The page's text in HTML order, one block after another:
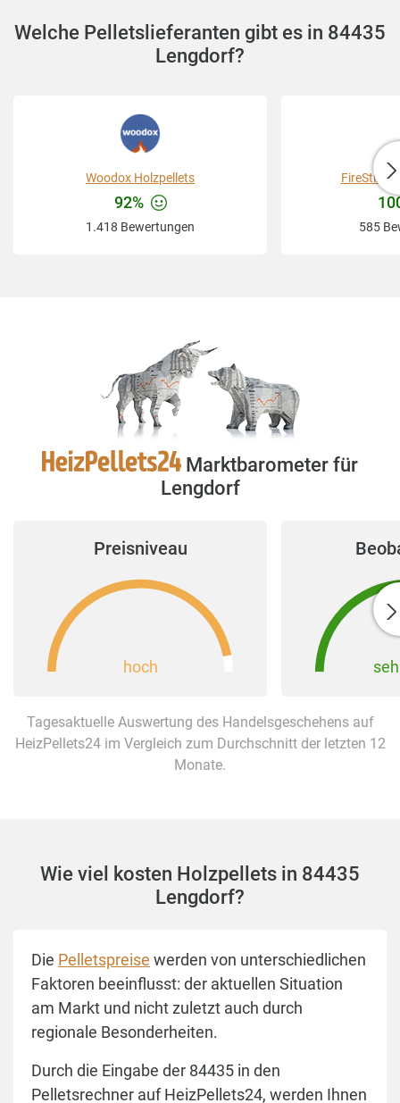
Welche Pelletslieferanten gibt es in 84435
Lengdorf?
Woodox Holzpellets
92%
1.418 Bewertungen
FireStixx
585
Marktbarometer für
Lengdorf
Preisniveau
hoch
Tagesaktuelle Auswertung des Handelsgeschehens auf
HeizPellets24 im Vergleich zum Durchschnitt der letzten 12
Monate.
Wie viel kosten Holzpellets in 84435
Lengdorf?
Die Pelletspreise werden von unterschiedlichen
Faktoren beeinflusst: der aktuellen Situation
am Markt und nicht zuletzt auch durch
regionale Besonderheiten.
Durch die Eingabe der 84435 in den
Pelletsrechner auf HeizPellets24, werden Ihnen